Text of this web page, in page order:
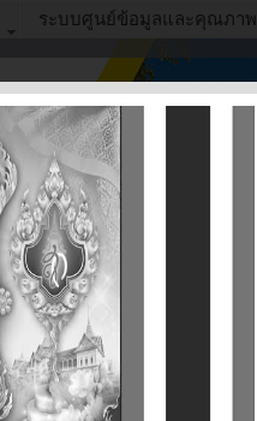
ระบบศูนย์ข้อมูลและคุณภาพ